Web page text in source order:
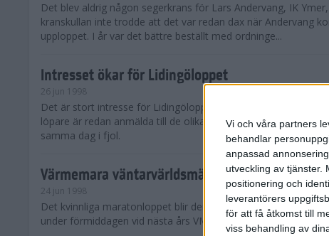
Vi och våra partners
behandlar
anpassad
utveckling av tjänster.
positionering och
leverantörers
för att få åtkomst till
viss behandling av
Det blev aldrig någon segerkrans för Lars Andervang, IK
kranskullan inte trodde att det var redan dax när Andervang
upploppet. I år var det bättre beställt med ordninge...
Intresset ökar för Lidingöloppet
26 jun 1998
Det är stort intresse för Lidingöloppet som avgörs den 3-4
löpare är redan anmälda till de olika klassena. Det är hela 2
samma dag i fjol.
Värmemara väntarvärldsmästaraspiranter
24 jun 1998
Det kvinnliga maratonloppet blir den enda gren som kommer
under förmiddagen vid nästa års VM i friidrott.